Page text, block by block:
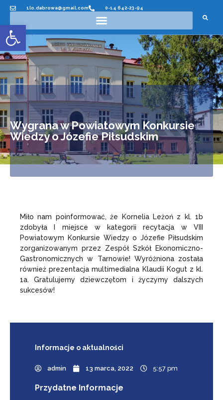
Otwórz pasek narzędzi
1lo.dabrowa@gmail.com 0-14 642-23-94
Wygrana w Powiatowym Konkursie
Wiedzy o Józefie Piłsudskim
Miło nam poinformować, że Kornelia Leżoń z kl. 1b
zdobyła I miejsce w kategorii recytacja w VIII
Powiatowym Konkursie Wiedzy o Józefie Piłsudskim
zorganizowanym przez Zespół Szkół Ekonomiczno-
Gastronomicznych w Tarnowie! Wyróżniona została
również prezentacja multimedialna Klaudii Kogut z kl.
1a. Gratulujemy dziewczętom i życzymy dalszych
sukcesów!
Informacje o aktualności
admin 13 marca, 2022 5:57 pm
Przydatne Informacje